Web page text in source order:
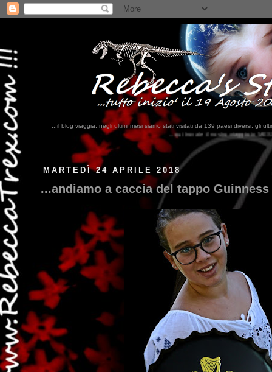
...il blog viaggia, negli ultimi mesi siamo stati visitati da 139 paesi diversi, gli
...qui trovate il nostro viaggio in MESSICO 2023...clikka qui !!!
MARTEDÌ 24 APRILE 2018
...andiamo a caccia del tappo